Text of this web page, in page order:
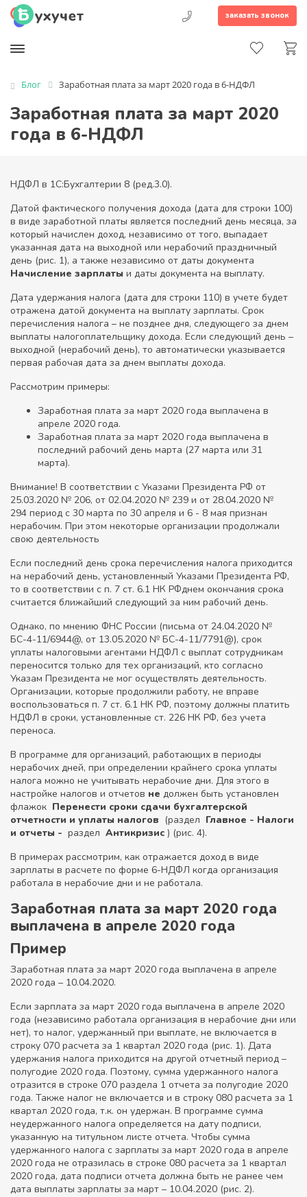
заказать звонок
Блог Заработная плата за март 2020 года в 6-НДФЛ
Заработная плата за март 2020
года в 6-НДФЛ
НДФЛ в 1С:Бухгалтерии 8 (ред.3.0).
Датой фактического получения дохода (дата для строки 100)
в виде заработной платы является последний день месяца, за
который начислен доход, независимо от того, выпадает
указанная дата на выходной или нерабочий праздничный
день (рис. 1), а также независимо от даты документа
Начисление зарплаты и даты документа на выплату.
Дата удержания налога (дата для строки 110) в учете будет
отражена датой документа на выплату зарплаты. Срок
перечисления налога – не позднее дня, следующего за днем
выплаты налогоплательщику дохода. Если следующий день –
выходной (нерабочий день), то автоматически указывается
первая рабочая дата за днем выплаты дохода.
Рассмотрим примеры:
Заработная плата за март 2020 года выплачена в
апреле 2020 года.
Заработная плата за март 2020 года выплачена в
последний рабочий день марта (27 марта или 31
марта).
Внимание! В соответствии с Указами Президента РФ от
25.03.2020 № 206, от 02.04.2020 № 239 и от 28.04.2020 №
294 период с 30 марта по 30 апреля и 6 - 8 мая признан
нерабочим. При этом некоторые организации продолжали
свою деятельность
Если последний день срока перечисления налога приходится
на нерабочий день, установленный Указами Президента РФ,
то в соответствии с п. 7 ст. 6.1 НК РФднем окончания срока
считается ближайший следующий за ним рабочий день.
Однако, по мнению ФНС России (письма от 24.04.2020 №
БС-4-11/6944@, от 13.05.2020 № БС-4-11/7791@), срок
уплаты налоговыми агентами НДФЛ с выплат сотрудникам
переносится только для тех организаций, кто согласно
Указам Президента не мог осуществлять деятельность.
Организации, которые продолжили работу, не вправе
воспользоваться п. 7 ст. 6.1 НК РФ, поэтому должны платить
НДФЛ в сроки, установленные ст. 226 НК РФ, без учета
переноса.
В программе для организаций, работающих в периоды
нерабочих дней, при определении крайнего срока уплаты
налога можно не учитывать нерабочие дни. Для этого в
настройке налогов и отчетов не должен быть установлен
флажок Перенести сроки сдачи бухгалтерской
отчетности и уплаты налогов (раздел Главное - Налоги
и отчеты - раздел Антикризис ) (рис. 4).
В примерах рассмотрим, как отражается доход в виде
зарплаты в расчете по форме 6-НДФЛ когда организация
работала в нерабочие дни и не работала.
Заработная плата за март 2020 года
выплачена в апреле 2020 года
Пример
Заработная плата за март 2020 года выплачена в апреле
2020 года – 10.04.2020.
Если зарплата за март 2020 года выплачена в апреле 2020
года (независимо работала организация в нерабочие дни или
нет), то налог, удержанный при выплате, не включается в
строку 070 расчета за 1 квартал 2020 года (рис. 1). Дата
удержания налога приходится на другой отчетный период –
полугодие 2020 года. Поэтому, сумма удержанного налога
отразится в строке 070 раздела 1 отчета за полугодие 2020
года. Также налог не включается и в строку 080 расчета за 1
квартал 2020 года, т.к. он удержан. В программе сумма
неудержанного налога определяется на дату подписи,
указанную на титульном листе отчета. Чтобы сумма
удержанного налога с зарплаты за март 2020 года в апреле
2020 года не отразилась в строке 080 расчета за 1 квартал
2020 года, дата подписи отчета должна быть не ранее чем
дата выплаты зарплаты за март – 10.04.2020 (рис. 2).